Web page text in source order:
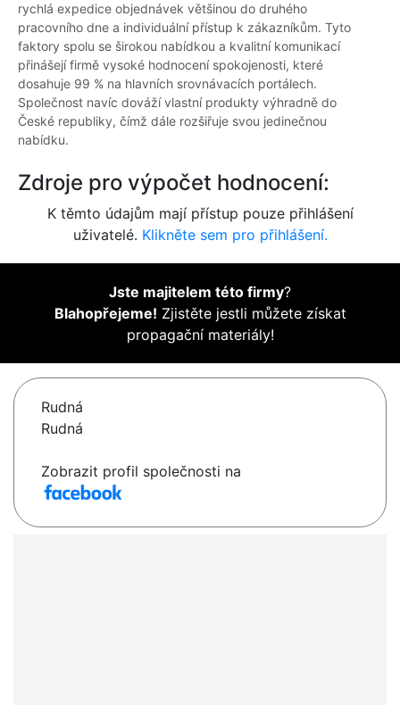
rychlá expedice objednávek většinou do druhého
pracovního dne a individuální přístup k zákazníkům. Tyto
faktory spolu se širokou nabídkou a kvalitní komunikací
přinášejí firmě vysoké hodnocení spokojenosti, které
dosahuje 99 % na hlavních srovnávacích portálech.
Společnost navíc dováží vlastní produkty výhradně do
České republiky, čímž dále rozšiřuje svou jedinečnou
nabídku.
Zdroje pro výpočet hodnocení:
K těmto údajům mají přístup pouze přihlášení
uživatelé. Klikněte sem pro přihlášení.
Jste majitelem této firmy?
Blahopřejeme! Zjistěte jestli můžete získat
propagační materiály!
Rudná
Rudná
Zobrazit profil společnosti na